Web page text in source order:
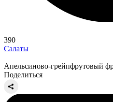
390
Салаты
Апельсиново-грейпфрутовый
Поделиться